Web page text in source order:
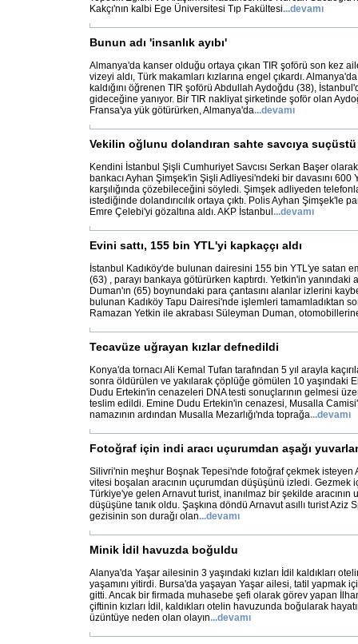
Kakçı'nın kalbi Ege Üniversitesi Tıp Fakültesi...devamı
Bunun adı 'insanlık ayıbı'
Almanya'da kanser olduğu ortaya çıkan TIR şoförü son kez
vizeyi aldı, Türk makamları kızlarına engel çıkardı.
kaldığını öğrenen TIR şoförü Abdullah Aydoğdu (38),
gideceğine yanıyor. Bir TIR nakliyat şirketinde şoför olan
Fransa'ya yük götürürken, Almanya'da...devamı
Vekilin oğlunu dolandıran sahte savcıya suçüstü
Kendini İstanbul Şişli Cumhuriyet Savcısı Serkan Başer
bankacı Ayhan Şimşek'in Şişli Adliyesi'ndeki bir davasını 600
karşılığında çözebileceğini söyledi. Şimşek adliyeden
istediğinde dolandırıcılık ortaya çıktı. Polis Ayhan Şimşek'le
Emre Çelebi'yi gözaltına aldı. AKP İstanbul ...devamı
Evini sattı, 155 bin YTL'yi kapkaççı aldı
İstanbul Kadıköy'de bulunan dairesini 155 bin YTL'ye satan
(63) , parayı bankaya götürürken kaptırdı. Yetkin'in yanındaki
Duman'ın (65) boynundaki para çantasını alanlar izlerini
bulunan Kadıköy Tapu Dairesi'nde işlemleri tamamladıktan
Ramazan Yetkin ile akrabası Süleyman Duman,
Tecavüze uğrayan kızlar defnedildi
Konya'da tornacı Ali Kemal Tufan tarafından 5 yıl arayla
sonra öldürülen ve yakılarak çöplüğe gömülen 10 yaşındaki
Dudu Ertekin'in cenazeleri DNA testi sonuçlarının gelmesi
teslim edildi. Emine Dudu Ertekin'in cenazesi, Musalla
namazının ardından Musalla Mezarlığı'nda toprağa...devamı
Fotoğraf için indi aracı uçurumdan aşağı
Silivri'nin meşhur Boşnak Tepesi'nde fotoğraf çekmek isteyen
vitesi boşalan aracının uçurumdan düşüşünü izledi. Gezmek
Türkiye'ye gelen Arnavut turist, inanılmaz bir şekilde aracının
düşüşüne tanık oldu. Şaşkına döndü Arnavut asıllı turist Aziz
gezisinin son durağı olan...devamı
Minik İdil havuzda boğuldu
Alanya'da Yaşar ailesinin 3 yaşındaki kızları İdil kaldıkları
yaşamını yitirdi. Bursa'da yaşayan Yaşar ailesi, tatil yapmak
gitti. Ancak bir firmada muhasebe şefi olarak görev yapan
çiftinin kızları İdil, kaldıkları otelin havuzunda boğularak
üzüntüye neden olan olayın...devamı